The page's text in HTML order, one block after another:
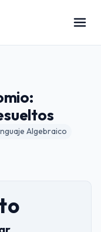
Algebraico